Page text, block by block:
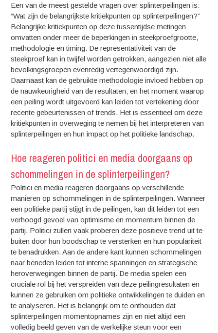
Een van de meest gestelde vragen over splinterpeilingen is:
“Wat zijn de belangrijkste kritiekpunten op splinterpeilingen?”
Belangrijke kritiekpunten op deze tussentijdse metingen
omvatten onder meer de beperkingen in steekproefgrootte,
methodologie en timing. De representativiteit van de
steekproef kan in twijfel worden getrokken, aangezien niet alle
bevolkingsgroepen evenredig vertegenwoordigd zijn.
Daarnaast kan de gebruikte methodologie invloed hebben op
de nauwkeurigheid van de resultaten, en het moment waarop
een peiling wordt uitgevoerd kan leiden tot vertekening door
recente gebeurtenissen of trends. Het is essentieel om deze
kritiekpunten in overweging te nemen bij het interpreteren van
splinterpeilingen en hun impact op het politieke landschap.
Hoe reageren politici en media doorgaans op
schommelingen in de splinterpeilingen?
Politici en media reageren doorgaans op verschillende
manieren op schommelingen in de splinterpeilingen. Wanneer
een politieke partij stijgt in de peilingen, kan dit leiden tot een
verhoogd gevoel van optimisme en momentum binnen de
partij. Politici zullen vaak proberen deze positieve trend uit te
buiten door hun boodschap te versterken en hun populariteit
te benadrukken. Aan de andere kant kunnen schommelingen
naar beneden leiden tot interne spanningen en strategische
heroverwegingen binnen de partij. De media spelen een
cruciale rol bij het verspreiden van deze peilingresultaten en
kunnen ze gebruiken om politieke ontwikkelingen te duiden en
te analyseren. Het is belangrijk om te onthouden dat
splinterpeilingen momentopnames zijn en niet altijd een
volledig beeld geven van de werkelijke steun voor een